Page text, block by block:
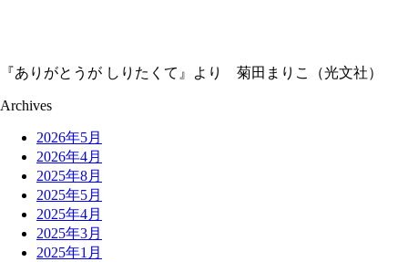
『ありがとうが しりたくて』より 菊田まりこ（光文社）
Archives
2026年5月
2026年4月
2025年8月
2025年5月
2025年4月
2025年3月
2025年1月